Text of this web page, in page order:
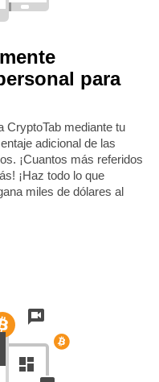
para
CryptoTab mediante tu
adicional de las
¡Cuantos más referidos
¡Haz todo lo que
miles de dólares al